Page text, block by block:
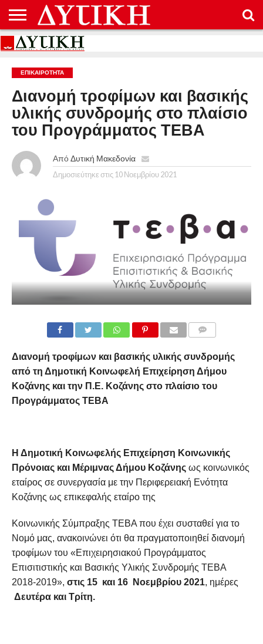
ΑΡΧΙΚΉ
ΕΠΙΚΟΙΝΩΝΊΑ
ΌΡΟΙ
ΠΡΟΣΤΑΣΊΑ
ΔΕΔΟΜΈΝΩΝ
ΕΠΙΚΑΙΡΟΤΗΤΑ
Διανομή τροφίμων και βασικής
υλικής συνδρομής στο πλαίσιο
του Προγράμματος ΤΕΒΑ
Από Δυτική Μακεδονία
Δημοσιεύτηκε στις 10 Νοεμβρίου 2021
Διανομή τροφίμων και βασικής υλικής συνδρομής
από τη Δημοτική Κοινωφελή Επιχείρηση Δήμου
Κοζάνης και την Π.Ε. Κοζάνης στο πλαίσιο του
Προγράμματος ΤΕΒΑ
Η Δημοτική Κοινωφελής Επιχείρηση Κοινωνικής
Πρόνοιας και Μέριμνας Δήμου Κοζάνης ως κοινωνικός
εταίρος σε συνεργασία με την Περιφερειακή Ενότητα
Κοζάνης ως επικεφαλής εταίρο της
Κοινωνικής Σύμπραξης ΤΕΒΑ που έχει συσταθεί για το
Νομό μας, ανακοινώνει ότι θα πραγματοποιηθεί διανομή
τροφίμων του «Επιχειρησιακού Προγράμματος
Επισιτιστικής και Βασικής Υλικής Συνδρομής ΤΕΒΑ
2018-2019», στις 15 και 16 Νοεμβρίου 2021, ημέρες
Δευτέρα και Τρίτη.